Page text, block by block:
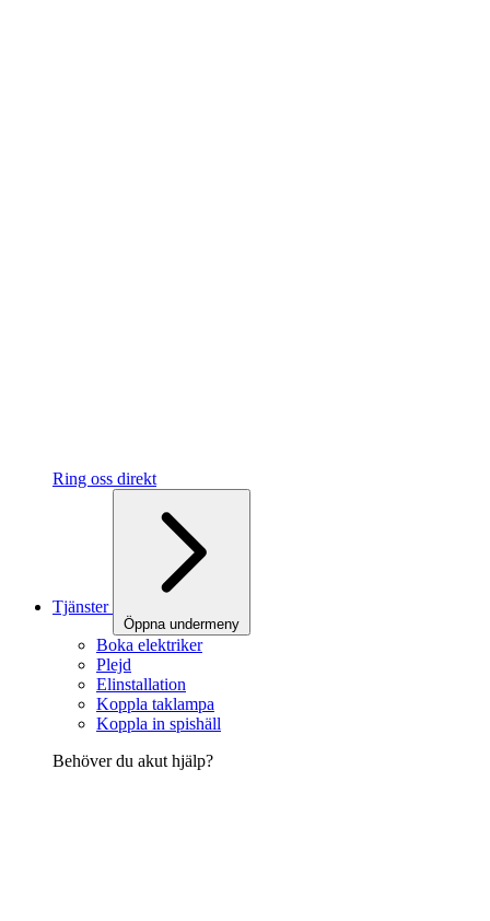
Ring oss direkt
Tjänster
Öppna undermeny
Boka elektriker
Plejd
Elinstallation
Koppla taklampa
Koppla in spishäll
Behöver du akut hjälp?